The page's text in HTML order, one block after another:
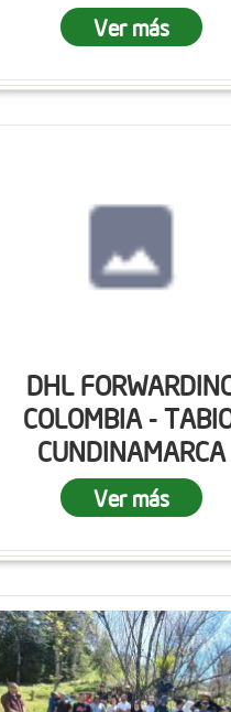
Ver más
DHL
COLOMBIA -
CUNDINAMARCA
Ver más